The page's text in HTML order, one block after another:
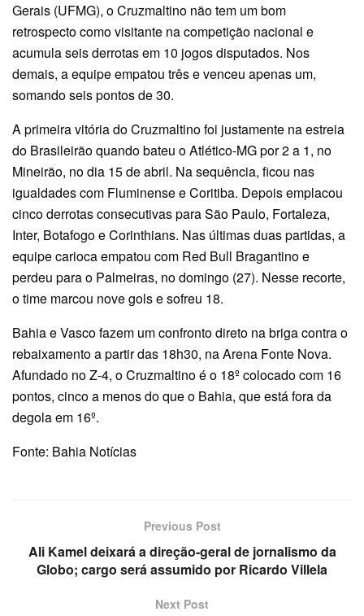
Gerais (UFMG), o Cruzmaltino não tem um bom
retrospecto como visitante na competição nacional e
acumula seis derrotas em 10 jogos disputados. Nos
demais, a equipe empatou três e venceu apenas um,
somando seis pontos de 30.
A primeira vitória do Cruzmaltino foi justamente na estreia
do Brasileirão quando bateu o Atlético-MG por 2 a 1, no
Mineirão, no dia 15 de abril. Na sequência, ficou nas
igualdades com Fluminense e Coritiba. Depois emplacou
cinco derrotas consecutivas para São Paulo, Fortaleza,
Inter, Botafogo e Corinthians. Nas últimas duas partidas, a
equipe carioca empatou com Red Bull Bragantino e
perdeu para o Palmeiras, no domingo (27). Nesse recorte,
o time marcou nove gols e sofreu 18.
Bahia e Vasco fazem um confronto direto na briga contra o
rebaixamento a partir das 18h30, na Arena Fonte Nova.
Afundado no Z-4, o Cruzmaltino é o 18º colocado com 16
pontos, cinco a menos do que o Bahia, que está fora da
degola em 16º.
Fonte: Bahia Notícias
Previous Post
Ali Kamel deixará a direção-geral de jornalismo da
Globo; cargo será assumido por Ricardo Villela
Next Post